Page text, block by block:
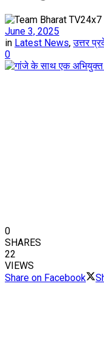
June 3, 2025
in Latest News,उत्तर
0
0
SHARES
22
VIEWS
Share on Facebook